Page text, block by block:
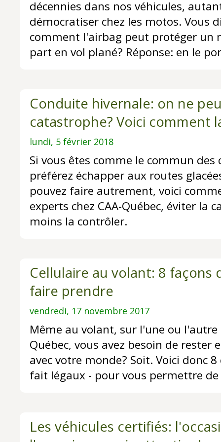
décennies dans nos véhicules,
démocratiser chez les motos. Vous
comment l'airbag peut protéger un
part en vol plané? Réponse: en le
Conduite hivernale: on ne
catastrophe? Voici comment
lundi, 5 février 2018
Si vous êtes comme le commun des
préférez échapper aux routes
pouvez faire autrement, voici
experts chez CAA-Québec, éviter la
moins la contrôler.
Cellulaire au volant: 8 façons
faire prendre
vendredi, 17 novembre 2017
Même au volant, sur l'une ou
Québec, vous avez besoin de rester
avec votre monde? Soit. Voici donc
fait légaux - pour vous permettre
Les véhicules certifiés: